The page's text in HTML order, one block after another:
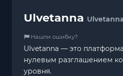
Ulvetanna
Нашли ошибку?
Ulvetanna — это
нулевым разглашением
уровня.